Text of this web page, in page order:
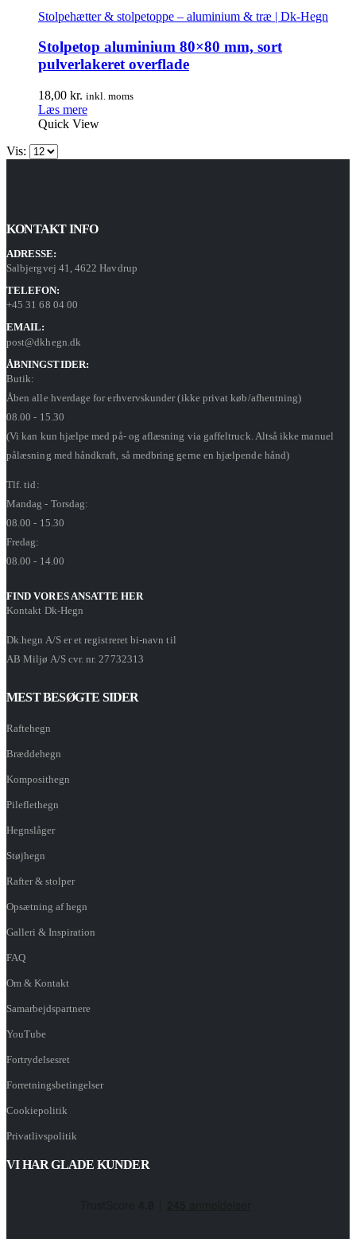
Stolpehætter & stolpetoppe – aluminium & træ | Dk-Hegn
Stolpetop aluminium 80×80 mm, sort
pulverlakeret overflade
18,00 kr. inkl. moms
Læs mere
Quick View
Vis:
KONTAKT INFO
ADRESSE:
Salbjergvej 41, 4622 Havdrup
TELEFON:
+45 31 68 04 00
EMAIL:
post@dkhegn.dk
ÅBNINGSTIDER:
Butik:
Åben alle hverdage for erhvervskunder (ikke privat køb/afhentning)
08.00 - 15.30
(Vi kan kun hjælpe med på- og aflæsning via gaffeltruck. Altså ikke manuel
pålæsning med håndkraft, så medbring gerne en hjælpende hånd)
Tlf. tid:
Mandag - Torsdag:
08.00 - 15.30
Fredag:
08.00 - 14.00
FIND VORES ANSATTE HER
Kontakt Dk-Hegn
Dk.hegn A/S er et registreret bi-navn til
AB Miljø A/S cvr. nr. 27732313
MEST BESØGTE SIDER
Raftehegn
Bræddehegn
Komposithegn
Pileflethegn
Hegnslåger
Støjhegn
Rafter & stolper
Opsætning af hegn
Galleri & Inspiration
FAQ
Om & Kontakt
Samarbejdspartnere
YouTube
Fortrydelsesret
Forretningsbetingelser
Cookiepolitik
Privatlivspolitik
VI HAR GLADE KUNDER